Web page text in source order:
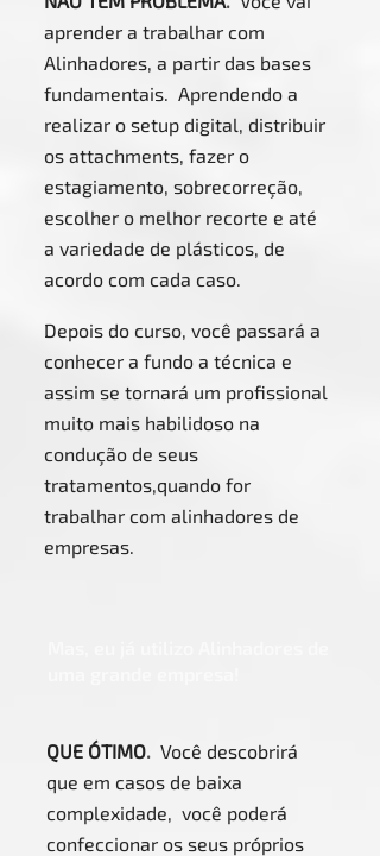
aprender a trabalhar com
Alinhadores, a partir das bases
fundamentais. Aprendendo a
realizar o setup digital, distribuir
os attachments, fazer o
estagiamento, sobrecorreção,
escolher o melhor recorte e até
a variedade de plásticos, de
acordo com cada caso.
Depois do curso, você passará a
conhecer a fundo a técnica e
assim se tornará um profissional
muito mais habilidoso na
condução de seus
tratamentos,quando for
trabalhar com alinhadores de
empresas.
QUE ÓTIMO. Você descobrirá
que em casos de baixa
complexidade, você poderá
confeccionar os seus próprios